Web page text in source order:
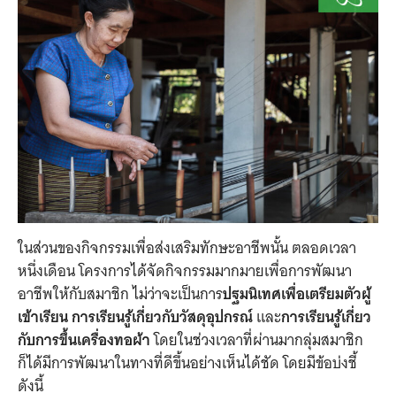
ในส่วนของกิจกรรมเพื่อส่งเสริมทักษะอาชีพนั้น ตลอดเวลา
หนึ่งเดือน โครงการได้จัดกิจกรรมมากมายเพื่อการพัฒนา
อาชีพให้กับสมาชิก ไม่ว่าจะเป็นการปฐมนิเทศเพื่อเตรียมตัวผู้
เข้าเรียนการเรียนรู้เกี่ยวกับวัสดุอุปกรณ์และการเรียนรู้เกี่ยว
กับการขึ้นเครื่องทอผ้าโดยในช่วงเวลาที่ผ่านมากลุ่มสมาชิก
ก็ได้มีการพัฒนาในทางที่ดีขึ้นอย่างเห็นได้ชัด โดยมีข้อบ่งชี้
ดังนี้